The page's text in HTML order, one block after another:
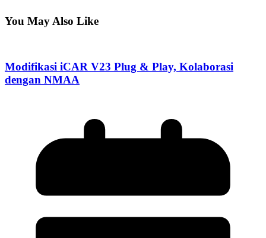
You May Also Like
Modifikasi iCAR V23 Plug & Play, Kolaborasi
dengan NMAA